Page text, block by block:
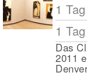
1
1
Das
2011